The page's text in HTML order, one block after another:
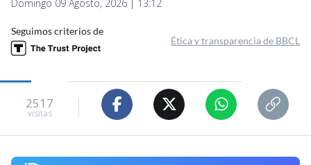
Domingo 09 Agosto, 2026 | 13:12
Seguimos criterios de
Ética y transparencia de BBCL
2517
visitas